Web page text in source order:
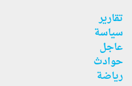
تقارير
سياسة
عاجل
حوادث
رياضة